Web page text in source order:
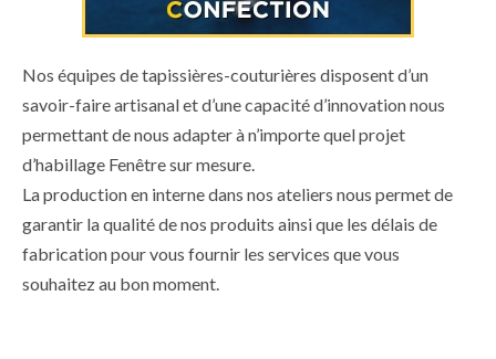
Nos équipes de tapissières-couturières disposent d’un
savoir-faire artisanal et d’une capacité d’innovation nous
permettant de nous adapter à n’importe quel projet
d’habillage Fenêtre sur mesure.
La production en interne dans nos ateliers nous permet de
garantir la qualité de nos produits ainsi que les délais de
fabrication pour vous fournir les services que vous
souhaitez au bon moment.